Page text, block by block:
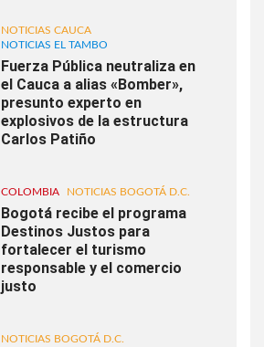
NOTICIAS CAUCA
NOTICIAS EL TAMBO
Fuerza Pública neutraliza en
el Cauca a alias «Bomber»,
presunto experto en
explosivos de la estructura
Carlos Patiño
COLOMBIA NOTICIAS BOGOTÁ D.C.
Bogotá recibe el programa
Destinos Justos para
fortalecer el turismo
responsable y el comercio
justo
NOTICIAS BOGOTÁ D.C.